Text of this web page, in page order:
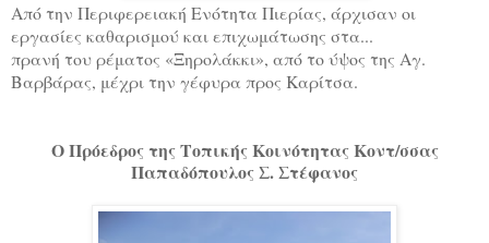
Από την Περιφερειακή Ενότητα Πιερίας, άρχισαν οι
εργασίες καθαρισμού και επιχωμάτωσης στα...
πρανή του ρέματος «Ξηρολάκκι», από το ύψος της Αγ.
Βαρβάρας, μέχρι την γέφυρα προς Καρίτσα.
Ο Πρόεδρος της Τοπικής Κοινότητας Κοντ/σσας
Παπαδόπουλος Σ. Στέφανος